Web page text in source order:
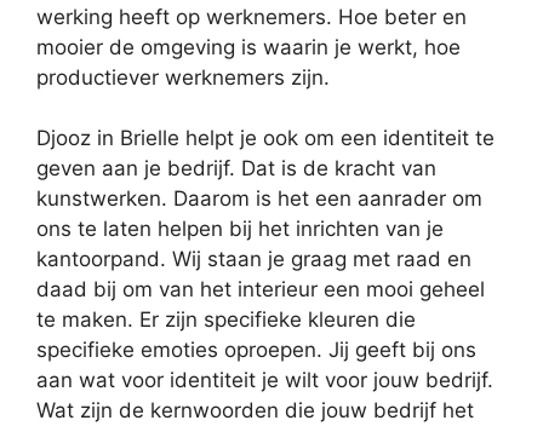
werking heeft op werknemers. Hoe beter en
mooier de omgeving is waarin je werkt, hoe
productiever werknemers zijn.
Djooz in Brielle helpt je ook om een identiteit te
geven aan je bedrijf. Dat is de kracht van
kunstwerken. Daarom is het een aanrader om
ons te laten helpen bij het inrichten van je
kantoorpand. Wij staan je graag met raad en
daad bij om van het interieur een mooi geheel
te maken. Er zijn specifieke kleuren die
specifieke emoties oproepen. Jij geeft bij ons
aan wat voor identiteit je wilt voor jouw bedrijf.
Wat zijn de kernwoorden die jouw bedrijf het